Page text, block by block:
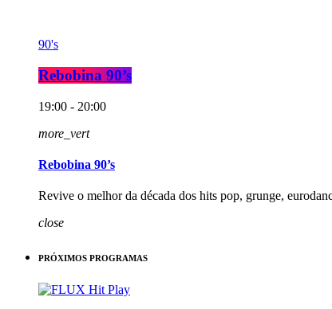
90's
Rebobina 90’s
19:00 - 20:00
more_vert
Rebobina 90’s
Revive o melhor da década dos hits pop, grunge,
close
PRÓXIMOS PROGRAMAS